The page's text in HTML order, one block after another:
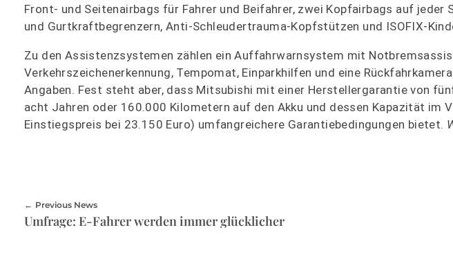
Front- und Seitenairbags für Fahrer und Beifahrer, zwei Kopfairbags auf
und Gurtkraftbegrenzern, Anti-Schleudertrauma-Kopfstützen und ISOFIX-
Zu den Assistenzsystemen zählen ein Auffahrwarnsystem mit
Verkehrszeichenerkennung, Tempomat, Einparkhilfen und eine
Angaben. Fest steht aber, dass Mitsubishi mit einer Herstellergarantie von
acht Jahren oder 160.000 Kilometern auf den Akku und dessen Kapazität im
Einstiegspreis bei 23.150 Euro) umfangreichere Garantiebedingungen bietet.
Previous News
Umfrage: E-Fahrer werden immer glücklicher